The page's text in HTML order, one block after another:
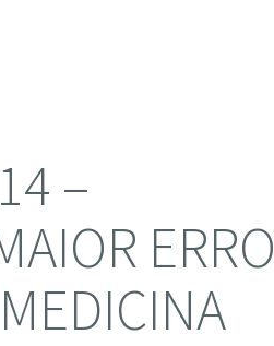
–
ERRO